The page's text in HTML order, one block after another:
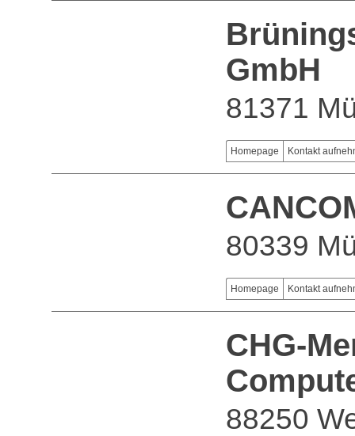
GmbH
81371
Homepage Kontakt
80339
Homepage Kontakt
CHG-
88250